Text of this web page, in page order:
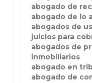
abogado de
abogado de lo
abogados de
juicios para
abogados de
inmobiliarios
abogado en
abogado de